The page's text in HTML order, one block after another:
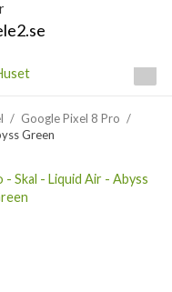
/ Google Pixel 8 Pro /
Green